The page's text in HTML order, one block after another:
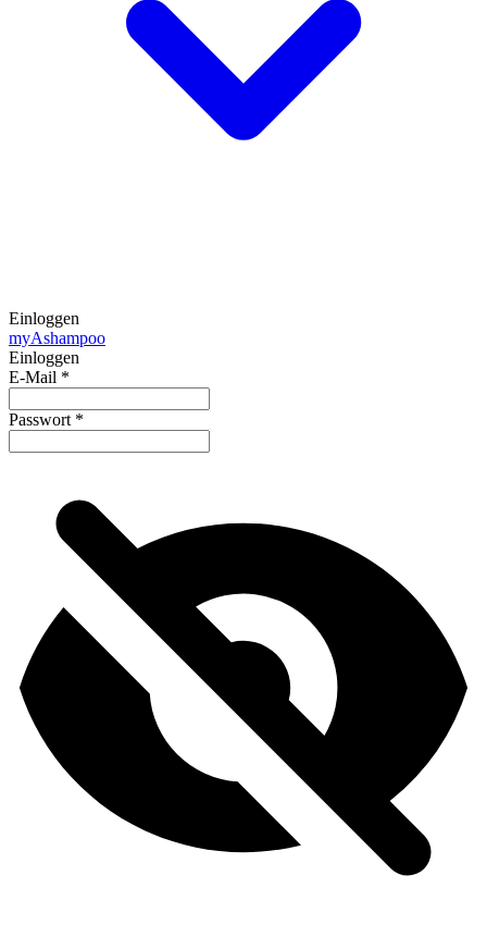
Einloggen
myAshampoo
Einloggen
E-Mail *
Passwort *